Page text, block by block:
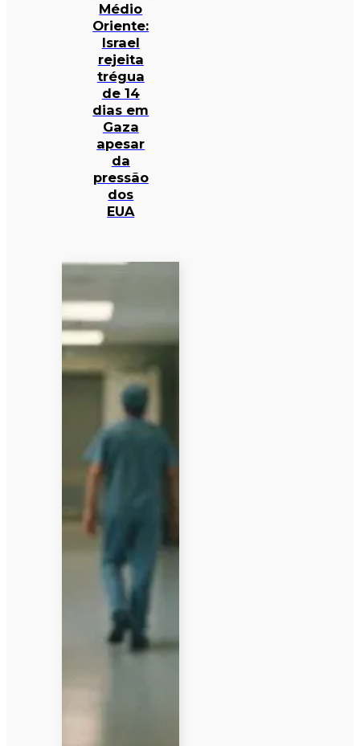
Médio
Oriente:
Israel
rejeita
trégua
de 14
dias em
Gaza
apesar
da
pressão
dos
EUA